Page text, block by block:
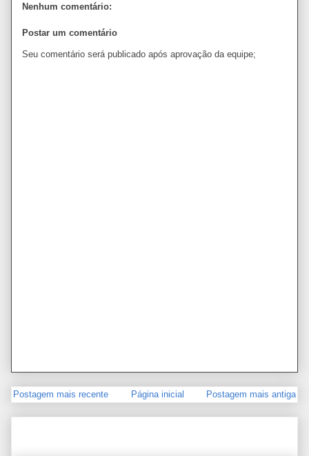
Nenhum comentário:
Postar um comentário
Seu comentário será publicado após aprovação da equipe;
Postagem mais recente Postagem mais antiga
Página inicial